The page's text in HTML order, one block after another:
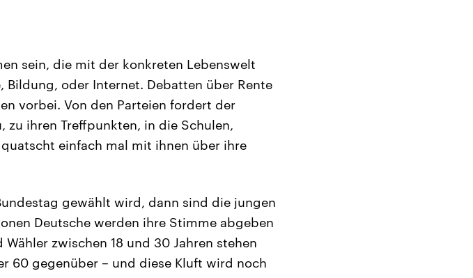
sein, die mit der konkreten Lebenswelt
oder Internet. Debatten über Rente
vorbei. Von den Parteien fordert der
ihren Treffpunkten, in die Schulen,
einfach mal mit ihnen über ihre
gewählt wird, dann sind die jungen
Deutsche werden ihre Stimme abgeben
zwischen 18 und 30 Jahren stehen
60 gegenüber – und diese Kluft wird noch